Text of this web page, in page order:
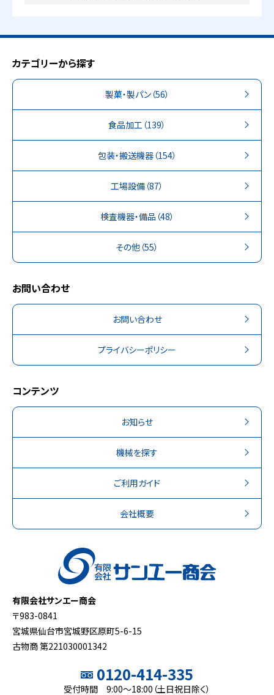
カテゴリーから探す
製菓・製パン（56）
食品加工 （139）
包装・搬送機器（154）
工場設備 （87）
検査機器・備品 （48）
その他 （55）
お問い合わせ
お問い合わせ
プライバシーポリシー
コンテンツ
お知らせ
機械を探す
ご利用ガイド
会社概要
有限会社サンエー商会
〒983-0841
宮城県仙台市宮城野区原町5-6-15
古物商 第221030001342
0120-414-335
受付時間 9:00～18:00（土日祝日除く）